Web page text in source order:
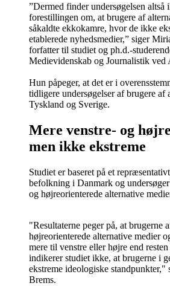
”Dermed finder undersøgelsen altså
forestillingen om, at brugere af
såkaldte ekkokamre, hvor de ikke
etablerede nyhedsmedier,” siger
forfatter til studiet og ph.d.-
Medievidenskab og Journalistik ved
Hun påpeger, at det er i
tidligere undersøgelser af brugere af
Tyskland og Sverige.
Mere venstre- og
men ikke ekstreme
Studiet er baseret på et
befolkning i Danmark og
og højreorienterede alternative
"Resultaterne peger på, at brugerne
højreorienterede alternative medier
mere til venstre eller højre end
indikerer studiet ikke, at brugerne i
ekstreme ideologiske
Brems.